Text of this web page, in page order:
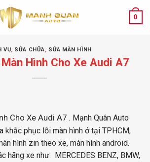
0
VỤ, SỬA CHỮA, SỬA MÀN HÌNH
Hình Cho Xe Audi A7
Cho Xe Audi A7 . Mạnh Quân Auto
khắc phục lỗi màn hình ở tại TPHCM,
hình zin theo xe, màn hình android.
hãng xe như: MERCEDES BENZ, BMW,